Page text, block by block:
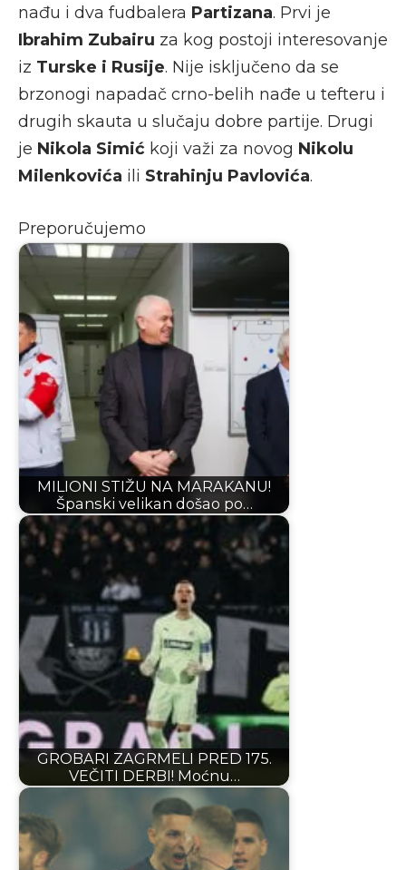
nađu i dva fudbalera Partizana. Prvi je
Ibrahim Zubairu za kog postoji interesovanje
iz Turske i Rusije. Nije isključeno da se
brzonogi napadač crno-belih nađe u tefteru i
drugih skauta u slučaju dobre partije. Drugi
je Nikola Simić koji važi za novog Nikolu
Milenkovića ili Strahinju Pavlovića.
Preporučujemo
MILIONI STIŽU NA MARAKANU!
Španski velikan došao po…
GROBARI ZAGRMELI PRED 175.
VEČITI DERBI! Moćnu…